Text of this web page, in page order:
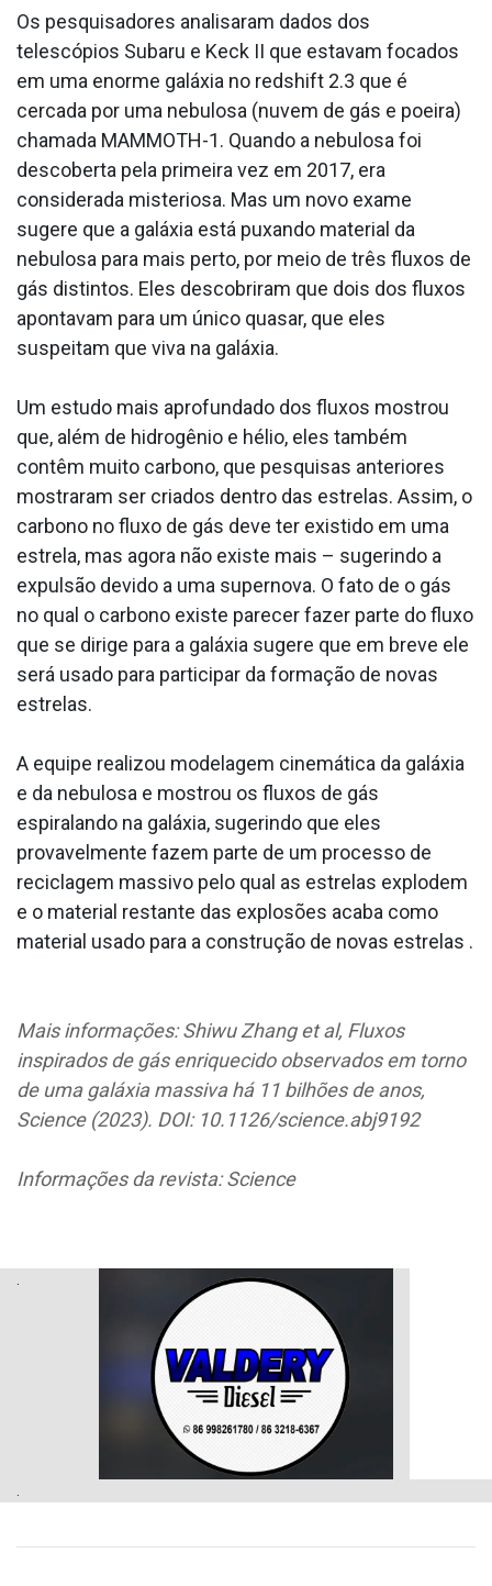
Os pesquisadores analisaram dados dos
telescópios Subaru e Keck II que estavam focados
em uma enorme galáxia no redshift 2.3 que é
cercada por uma nebulosa (nuvem de gás e poeira)
chamada MAMMOTH-1. Quando a nebulosa foi
descoberta pela primeira vez em 2017, era
considerada misteriosa. Mas um novo exame
sugere que a galáxia está puxando material da
nebulosa para mais perto, por meio de três fluxos de
gás distintos. Eles descobriram que dois dos fluxos
apontavam para um único quasar, que eles
suspeitam que viva na galáxia.
Um estudo mais aprofundado dos fluxos mostrou
que, além de hidrogênio e hélio, eles também
contêm muito carbono, que pesquisas anteriores
mostraram ser criados dentro das estrelas. Assim, o
carbono no fluxo de gás deve ter existido em uma
estrela, mas agora não existe mais – sugerindo a
expulsão devido a uma supernova. O fato de o gás
no qual o carbono existe parecer fazer parte do fluxo
que se dirige para a galáxia sugere que em breve ele
será usado para participar da formação de novas
estrelas.
A equipe realizou modelagem cinemática da galáxia
e da nebulosa e mostrou os fluxos de gás
espiralando na galáxia, sugerindo que eles
provavelmente fazem parte de um processo de
reciclagem massivo pelo qual as estrelas explodem
e o material restante das explosões acaba como
material usado para a construção de novas estrelas .
Mais informações: Shiwu Zhang et al, Fluxos
inspirados de gás enriquecido observados em torno
de uma galáxia massiva há 11 bilhões de anos,
Science (2023). DOI: 10.1126/science.abj9192
Informações da revista: Science
.